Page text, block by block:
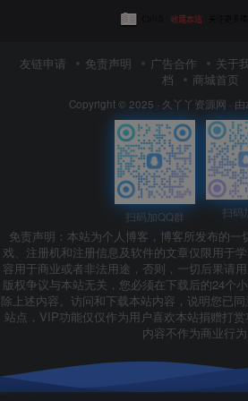
友链申请 免责声明 广告合作 关于
档
商城首页
Copyright © 2025 · 久丫丫资源网 · 由
扫码加QQ群 扫码
免责声明：本站为个人博客，博客所发布的一
戏、注册机和注册信息及软件的文章仅限用于
容用于商业或者非法用途，否则，一切后果请
版权争议与本站无关，您必须在下载后的24个
除上述内容。访问和下载本站内容，说明您已
站点，VIP功能仅仅作为用户喜欢本站捐赠打
内容不作为商业行为